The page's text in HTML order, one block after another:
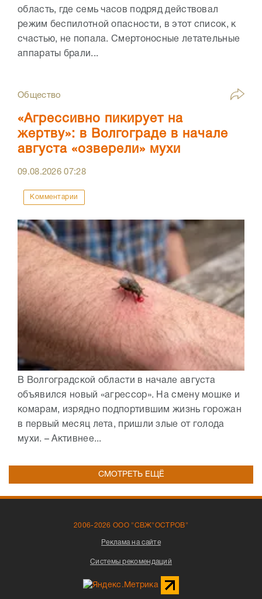
область, где семь часов подряд действовал
режим беспилотной опасности, в этот список, к
счастью, не попала. Смертоносные летательные
аппараты брали...
Общество
«Агрессивно пикирует на
жертву»: в Волгограде в начале
августа «озверели» мухи
09.08.202607:28
Комментарии
В Волгоградской области в начале августа
объявился новый «агрессор». На смену мошке и
комарам, изрядно подпортившим жизнь горожан
в первый месяц лета, пришли злые от голода
мухи. – Активнее...
СМОТРЕТЬ ЕЩЁ
2006-2026 ООО "СВЖ"ОСТРОВ"
Реклама на сайте
Системы рекомендаций